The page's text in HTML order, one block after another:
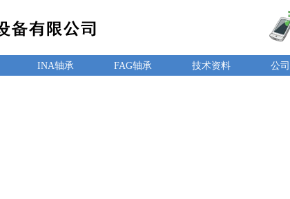
INA轴承 FAG轴承 技术资料 公